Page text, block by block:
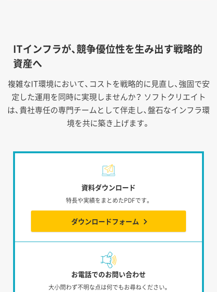
ITインフラが、競争優位性を生み出す戦略的
資産へ
複雑なIT環境において、コストを戦略的に見直し、強固で安
定した運用を同時に実現しませんか？ ソフトクリエイト
は、貴社専任の専門チームとして伴走し、盤石なインフラ環
境を共に築き上げます。
資料ダウンロード
特長や実績をまとめたPDFです。
ダウンロードフォーム
お電話でのお問い合わせ
大小問わず不明な点は何でもお尋ねください。